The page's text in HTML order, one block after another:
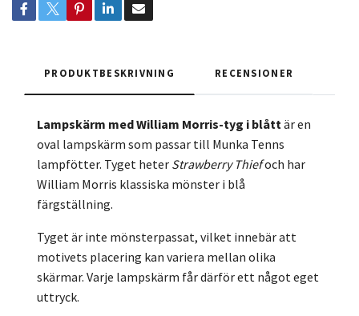
PRODUKTBESKRIVNING RECENSIONER
Lampskärm med William Morris-tyg i blått är en
oval lampskärm som passar till Munka Tenns
lampfötter. Tyget heter Strawberry Thiefoch har
William Morris klassiska mönster i blå
färgställning.
Tyget är inte mönsterpassat, vilket innebär att
motivets placering kan variera mellan olika
skärmar. Varje lampskärm får därför ett något eget
uttryck.